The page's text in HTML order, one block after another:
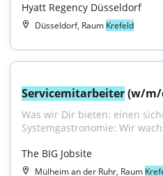
Hyatt Regency Düsseldorf
Düsseldorf, Raum Krefeld
Servicemitarbeiter (w/m/
Was wir Dir bieten: einen
Systemgastronomie: Wir
The BIG Jobsite
Mülheim an der Ruhr, Raum